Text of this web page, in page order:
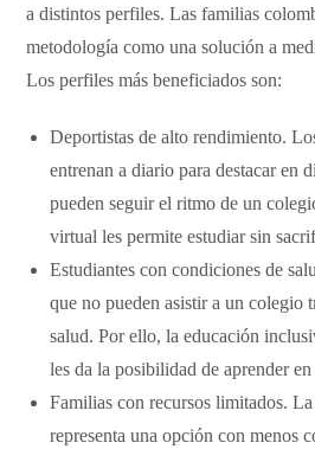
a distintos perfiles. Las familias
metodología como una solución a
Los perfiles más beneficiados son:
Deportistas de alto rendimiento.
entrenan a diario para destacar en
pueden seguir el ritmo de un
virtual les permite estudiar sin
Estudiantes con condiciones de
que no pueden asistir a un colegio
salud. Por ello, la educación
les da la posibilidad de aprender
Familias con recursos limitados. La
representa una opción con menos